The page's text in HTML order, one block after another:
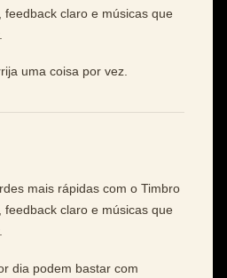
claro e músicas que
uma coisa por vez.
mais rápidas com o Timbro
claro e músicas que
dia podem bastar com